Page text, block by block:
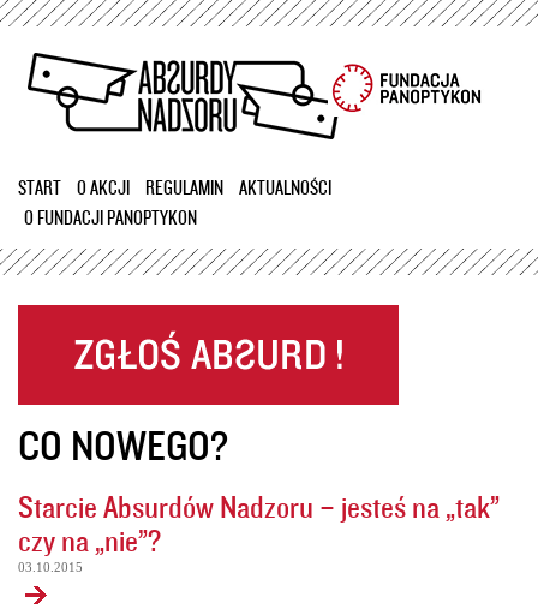
Przejdź
treści
START O AKCJI REGULAMIN
AKTUALNOŚCI
O FUNDACJI PANOPTYKON
CO NOWEGO?
Starcie Absurdów Nadzoru – jesteś na „tak”
czy na „nie”?
03.10.2015